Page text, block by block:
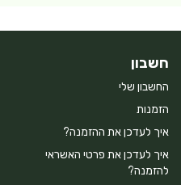
חשבון
החשבון שלי
הזמנות
איך לעדכן את ההזמנה?
איך לעדכן את פרטי האשראי
להזמנה?